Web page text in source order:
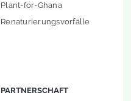
Plant-for-Ghana
Renaturierungsvorfälle
PARTNERSCHAFT